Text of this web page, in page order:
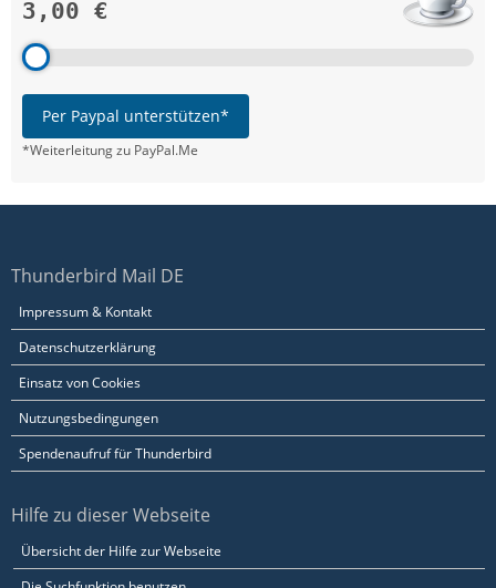
3,00 €
Per Paypal unterstützen*
*Weiterleitung zu PayPal.Me
Thunderbird Mail DE
Impressum & Kontakt
Datenschutzerklärung
Einsatz von Cookies
Nutzungsbedingungen
Spendenaufruf für Thunderbird
Hilfe zu dieser Webseite
Übersicht der Hilfe zur Webseite